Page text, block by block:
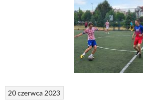
OLA
STYKU
2023!”
20 czerwca 2023